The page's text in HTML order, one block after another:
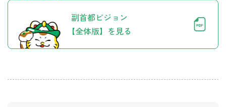
副首都ビジョン
【全体版】を見る